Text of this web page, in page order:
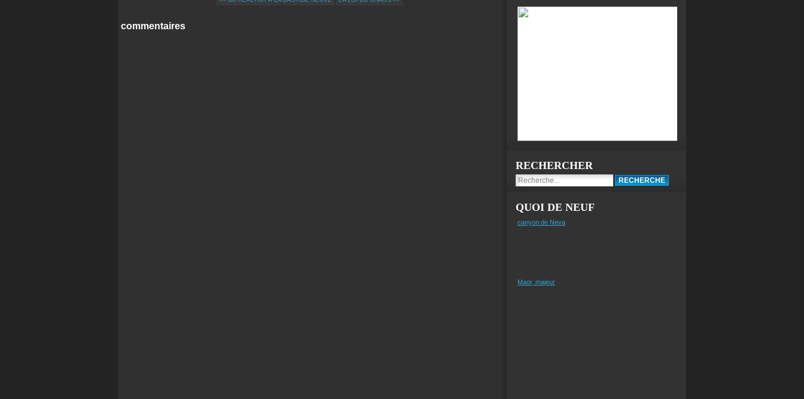
commentaires
RECHERCHER
QUOI DE NEUF
canyon de Neva
Maor, majeur